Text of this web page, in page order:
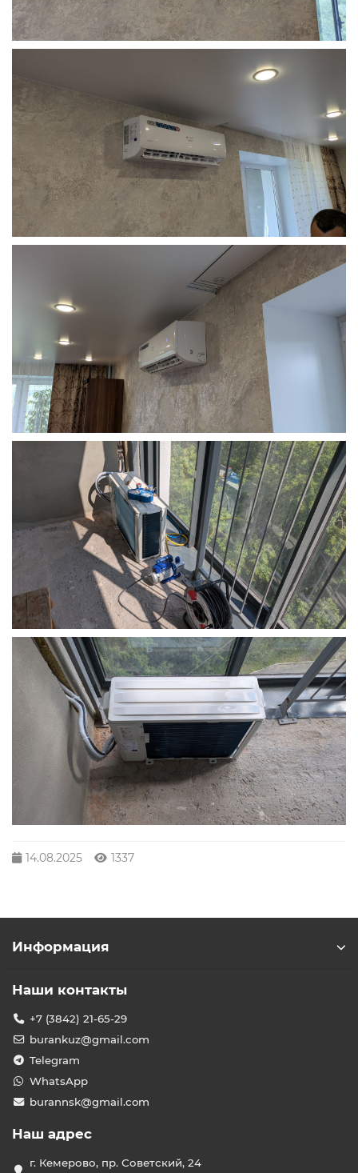
14.08.2025 1337
Информация
Наши контакты
+7 (3842) 21-65-29
burankuz@gmail.com
Telegram
WhatsApp
burannsk@gmail.com
Наш адрес
г. Кемерово, пр. Советский, 24